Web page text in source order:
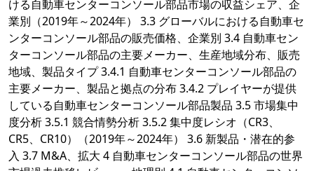
ける自動車センターコンソール部品市場の収益シェア、企
業別（2019年～2024年） 3.3 グローバルにおける自動車セ
ンターコンソール部品の販売価格、企業別 3.4 自動車セン
ターコンソール部品の主要メーカー、生産地域分布、販売
地域、製品タイプ 3.4.1 自動車センターコンソール部品の
主要メーカー、製品と拠点の分布 3.4.2 プレイヤーが提供
している自動車センターコンソール部品製品 3.5 市場集中
度分析 3.5.1 競合情勢分析 3.5.2 集中度レシオ（CR3、
CR5、CR10）（2019年～2024年） 3.6 新製品・潜在的参
入 3.7 M&A、拡大 4 自動車センターコンソール部品の世界